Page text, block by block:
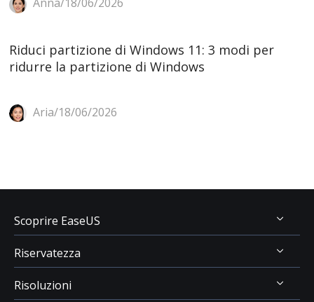
Anna/18/06/2026
Riduci partizione di Windows 11: 3 modi per
ridurre la partizione di Windows
Aria/18/06/2026
Scoprire EaseUS
Chi Siamo
Recensioni & Premi
Riservatezza
Disinstallazione
Risoluzioni